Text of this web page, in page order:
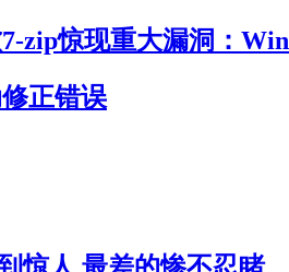
zip惊现重大漏洞：
正错误